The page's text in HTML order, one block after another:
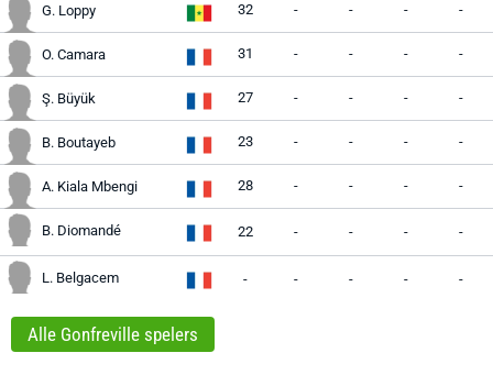
G. Loppy 32 - - - -
O. Camara 31 - - - -
Ş. Büyük 27 - - - -
B. Boutayeb 23 - - - -
A. Kiala Mbengi 28 - - - -
B. Diomandé 22 - - - -
L. Belgacem - - - - -
Alle Gonfreville spelers